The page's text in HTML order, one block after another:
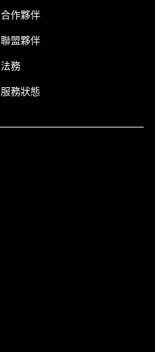
合作夥伴
聯盟夥伴
法務
服務狀態